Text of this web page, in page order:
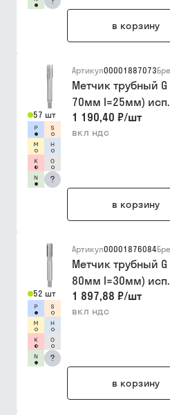
в корзину
57 шт
?
Артикул00001887073
Метчик трубный G
70мм I=25мм)
1 190,40 ₽/шт
вкл ндс
в корзину
52 шт
?
Артикул00001876084
Метчик трубный G
80мм I=30мм)
1 897,88 ₽/шт
вкл ндс
в корзину